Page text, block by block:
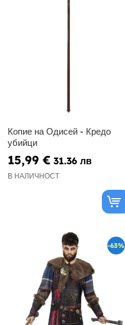
Копие на Одисей - Кредо
убийци
15,99 € 31.36 лв
В НАЛИЧНОСТ
-63%